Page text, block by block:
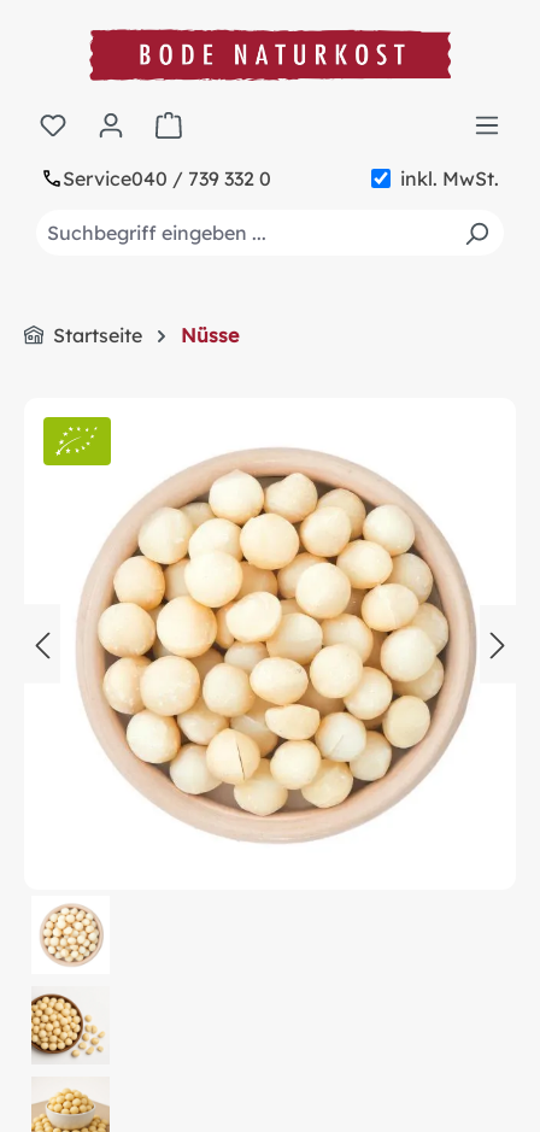
springen
Service040 / 739 332 0 inkl. MwSt.
Warenkorb enthält 0 Positionen. Der
Startseite Nüsse
Bildergalerie überspringen